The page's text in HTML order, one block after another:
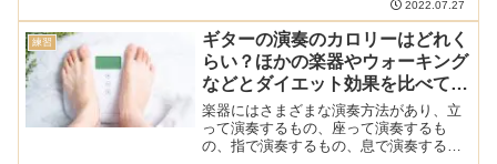
タミラギターも値上げとなり、ギター業
界にも値上げの波が押し寄せてきそうで
す。多くのモデルが...
2022.07.27
練習
ギターの演奏のカロリーはどれく
らい？ほかの楽器やウォーキング
などとダイエット効果を比べてみ
た
楽器にはさまざまな演奏方法があり、立
って演奏するもの、座って演奏するも
の、指で演奏するもの、息で演奏するも